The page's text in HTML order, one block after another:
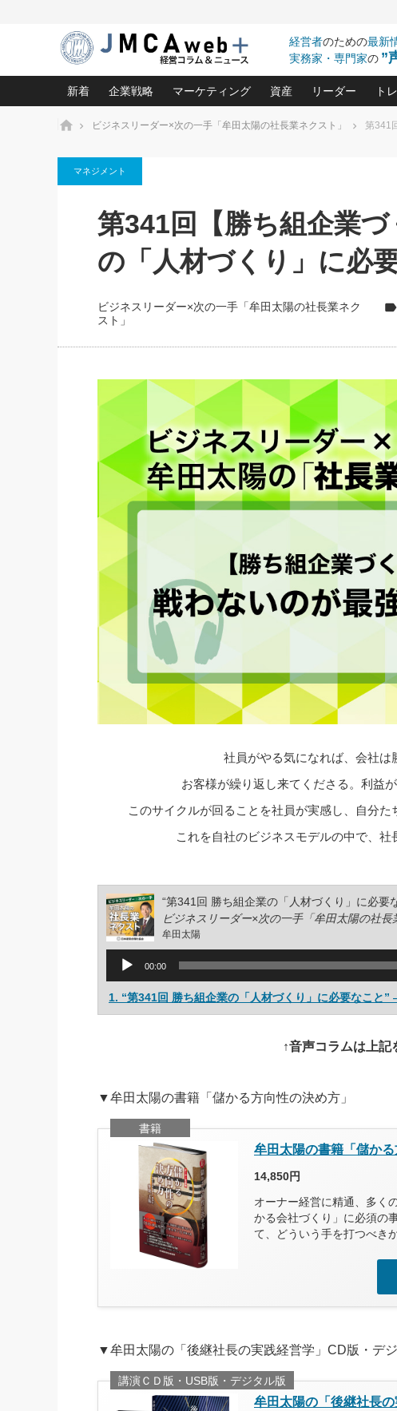
経営者のための最新
実務家・専門家の ”
新着
相談15：銀行がやたらと固定金
利を勧めてきます！やはり固定
がよいのでしょうか！
2026.08.7
第153回「内需企業があっとい
う間にグローバル成長企業に」
FOOD & LIFE COMPANIES
企業戦略
中小企業の「１位づくり」戦略(96)
利益を最大化する「業務改善」横田尚哉氏(5)
強い会社を築く ビジネス・クリニック(240)
日本レーザー「人を大切にしながら利益を上げる経営」
(3)
武器としてのM&A入門(3)
社長のための“儲かる通販”戦略視点(151)
継続経営 百話百行(85)
マーケティング
ロングセラーの玉手箱(9)
大復活＆快進撃！ユニバーサルスタジオジ
は(5)
酒井光雄 成功事例に学ぶ繁栄企業のブラン
資産
中国経済の最新動向(204)
事業承継の前に、決め
きたいコト(12)
会社と社長のための資
深読み企業分析(153)
リーダー
ピョートル・F
指導者たる者
朝礼・会議で
楠木建の「経
次もあなたに
社長の右腕を
酒井英之の社
ト
北
次
社
ホーム ビジネスリーダー×次の一手「牟田太陽の社長業ネクスト」 第341
マネジメント
第341回【勝ち組企業
の「人材づくり」に必
ビジネスリーダー×次の一手「牟田太陽の社長業ネク
スト」
社員がやる気になれば、会社は
お客様が繰り返し来てくださる。利益
このサイクルが回ることを社員が実感し、自分た
これを自社のビジネスモデルの中で、
“第341回 勝ち組企業の「人材づくり」に必要
ビジネスリーダー×次の一手「牟田太陽の社長
牟田太陽
レ
00:00
1. “第341回 勝ち組企業の「人材づくり」に必要なこと”
↑音声コラムは上記
▼牟田太陽の書籍「儲かる方向性の決め方」
書籍
牟田太陽の書籍「儲かる
14,850円
オーナー経営に精通、多く
かる会社づくり」に必須の
て、どういう手を打つべき
▼牟田太陽の「後継社長の実践経営学」CD版・デ
講演ＣＤ版・USB版・デジタル版
牟田太陽の「後継社長